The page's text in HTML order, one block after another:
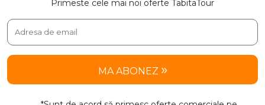
Primeste cele mai noi oferte TabitaTour
MA ABONEZ